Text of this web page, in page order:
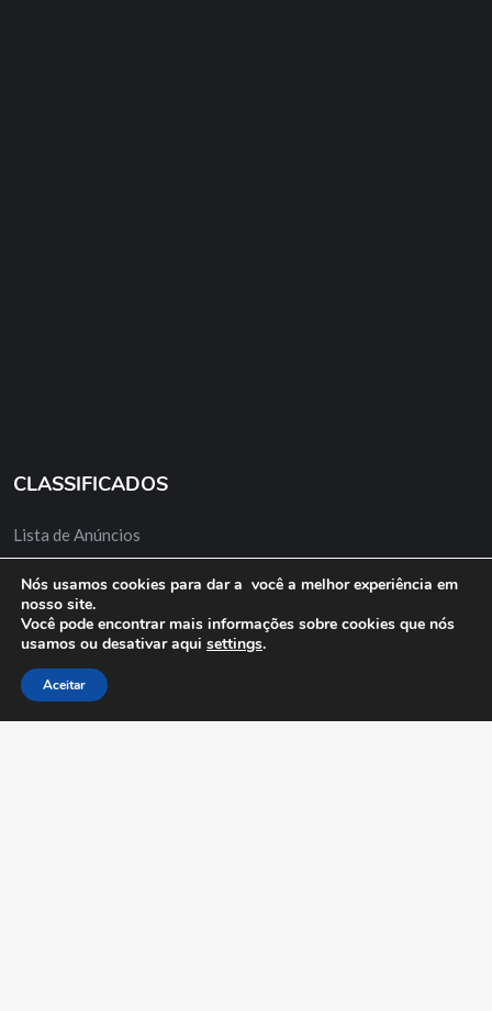
CLASSIFICADOS
Lista de Anúncios
Anuncie Grátis
Nós usamos cookies para dar a você a melhor experiência em
nosso site.
Você pode encontrar mais informações sobre cookies que nós
usamos ou desativar aqui settings.
Aceitar